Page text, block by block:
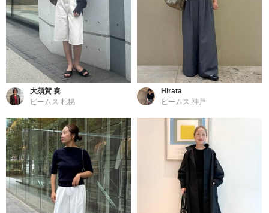
大須賀 奏
ビームス 札幌
Hirata
ビームス 神戸